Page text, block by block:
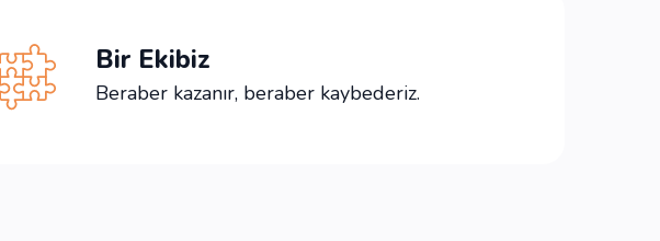
Bir Ekibiz
Beraber kazanır, beraber kaybederiz.